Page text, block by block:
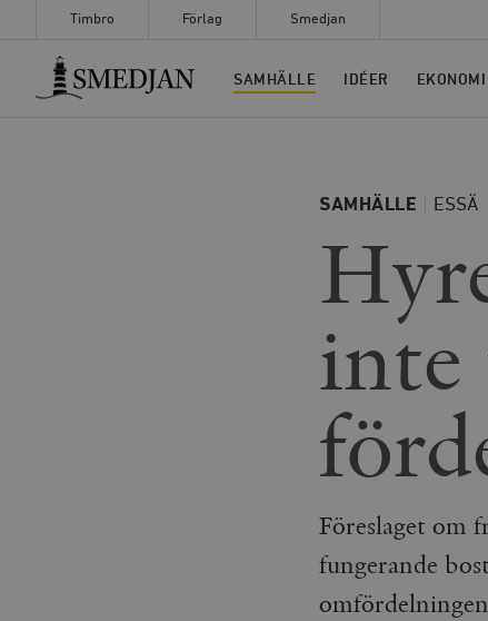
Timbro Förlag Smedjan
Timbro
SAMHÄLLE IDÉER EKONOMI
SAMHÄLLE ESSÄ
inte
Föreslaget om
fungerande